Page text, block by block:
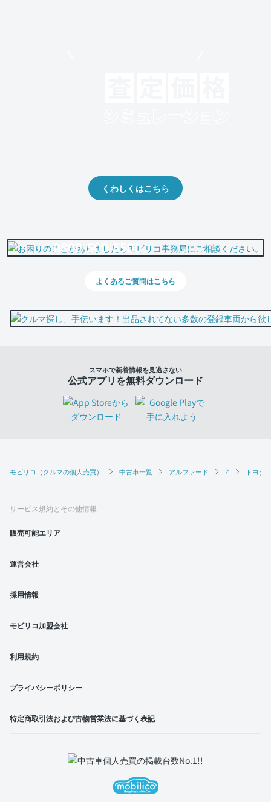
モビリコ（クルマの個人売買） 中古車一覧 アルファード Z トヨタ
くわしくはこちら
0800-500-5500
よくあるご質問はこちら
スマホで新着情報を見逃さない
公式アプリを無料ダウンロード
サービス規約とその他情報
販売可能エリア
運営会社
採用情報
モビリコ加盟会社
利用規約
プライバシーポリシー
特定商取引法および古物営業法に基づく表記